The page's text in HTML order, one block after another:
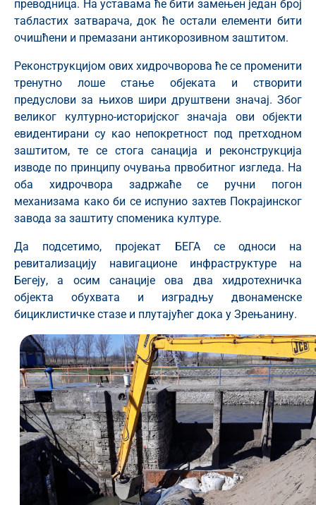
преводница. На уставама ће бити замењен један број
табластих затварача, док ће остали елементи бити
очишћени и премазани антикорозивном заштитом.
Реконструкцијом ових хидрочворова ће се променити
тренутно лоше стање објеката и створити
предуслови за њихов шири друштвени значај. Због
великог културно-историјског значаја ови објекти
евидентирани су као непокретност под претходном
заштитом, те се стога санација и реконструкција
изводе по принципу очувања првобитног изгледа. На
оба хидрочвора задржаће се ручни погон
механизама како би се испунио захтев Покрајинског
завода за заштиту споменика културе.
Да подсетимо, пројекат БЕГА се односи на
ревитализацију навигационе инфраструктуре на
Бегеју, а осим санације ова два хидротехничка
објекта обухвата и изградњу двонаменске
бициклистичке стазе и плутајућег дока у Зрењанину.